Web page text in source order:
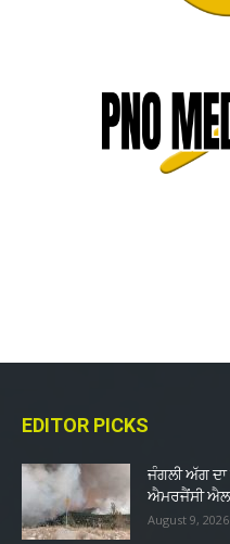
EDITOR PICKS
ਜੰਗਲੀ ਅੱਗ
ਐਮਰਜੈਂਸੀ
August 9, 2026